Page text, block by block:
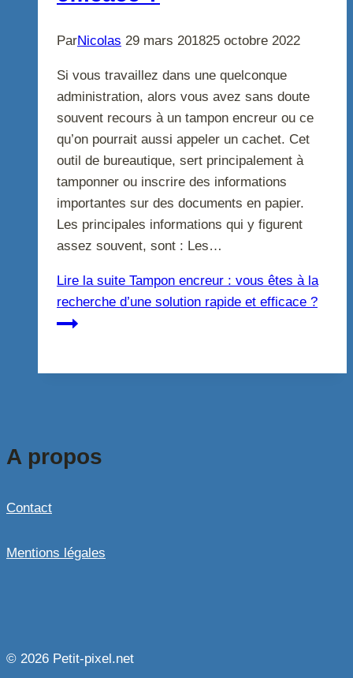
ParNicolas 29 mars 201825 octobre 2022
Si vous travaillez dans une quelconque
administration, alors vous avez sans doute
souvent recours à un tampon encreur ou ce
qu’on pourrait aussi appeler un cachet. Cet
outil de bureautique, sert principalement à
tamponner ou inscrire des informations
importantes sur des documents en papier.
Les principales informations qui y figurent
assez souvent, sont : Les…
Lire la suite Tampon encreur : vous êtes à la
recherche d’une solution rapide et efficace ?
A propos
Contact
Mentions légales
© 2026 Petit-pixel.net